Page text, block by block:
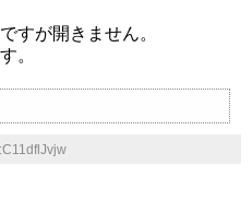
すが開きません。
。